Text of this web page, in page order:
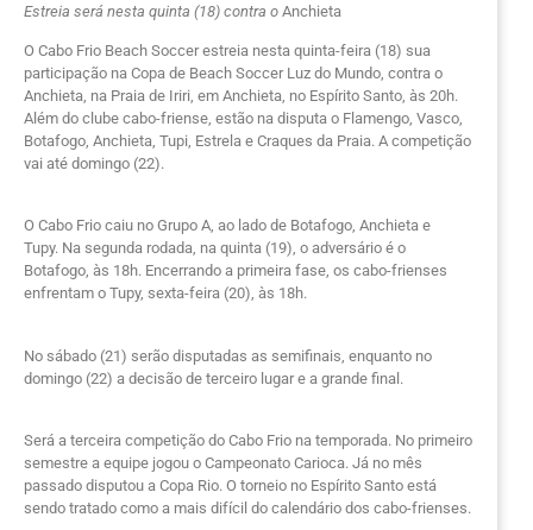
Estreia será nesta quinta (18) contra o Anchieta
O Cabo Frio Beach Soccer estreia nesta quinta-feira (18) sua
participação na Copa de Beach Soccer Luz do Mundo, contra o
Anchieta, na Praia de Iriri, em Anchieta, no Espírito Santo, às 20h.
Além do clube cabo-friense, estão na disputa o Flamengo, Vasco,
Botafogo, Anchieta, Tupi, Estrela e Craques da Praia. A competição
vai até domingo (22).
O Cabo Frio caiu no Grupo A, ao lado de Botafogo, Anchieta e
Tupy. Na segunda rodada, na quinta (19), o adversário é o
Botafogo, às 18h. Encerrando a primeira fase, os cabo-frienses
enfrentam o Tupy, sexta-feira (20), às 18h.
No sábado (21) serão disputadas as semifinais, enquanto no
domingo (22) a decisão de terceiro lugar e a grande final.
Será a terceira competição do Cabo Frio na temporada. No primeiro
semestre a equipe jogou o Campeonato Carioca. Já no mês
passado disputou a Copa Rio. O torneio no Espírito Santo está
sendo tratado como a mais difícil do calendário dos cabo-frienses.